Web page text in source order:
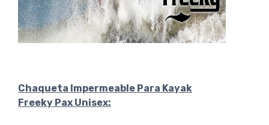
Chaqueta Impermeable Para Kayak
Freeky Pax Unisex: